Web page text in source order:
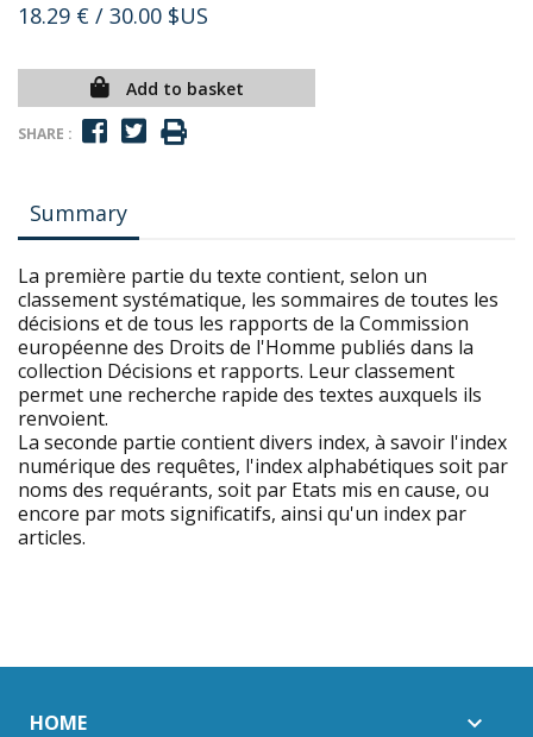
18.29 € / 30.00 $US
Add to basket
SHARE :
Summary
La première partie du texte contient, selon un
classement systématique, les sommaires de toutes les
décisions et de tous les rapports de la Commission
européenne des Droits de l'Homme publiés dans la
collection Décisions et rapports. Leur classement
permet une recherche rapide des textes auxquels ils
renvoient.
La seconde partie contient divers index, à savoir l'index
numérique des requêtes, l'index alphabétiques soit par
noms des requérants, soit par Etats mis en cause, ou
encore par mots significatifs, ainsi qu'un index par
articles.
HOME 